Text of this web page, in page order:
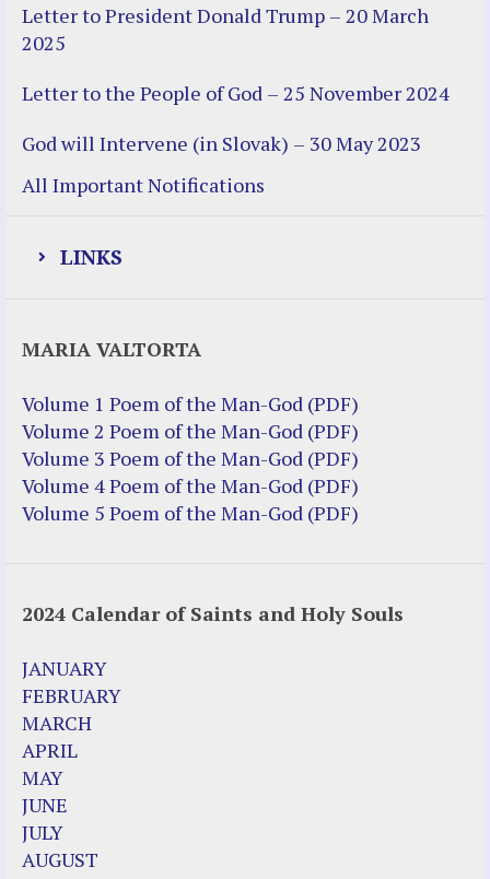
Letter to President Donald Trump – 20 March
2025
Letter to the People of God – 25 November 2024
God will Intervene (in Slovak) – 30 May 2023
All Important Notifications
LINKS
Justice Action: Interviews William
Costellia
Truth be Known – Legal Doc 1 of 2
Truth be Known – Legal Doc 2 of 2
Mirror Websites
Noteworthy
2023 Calendar (PDF)
500 Years of Marian Apparitions
Akiane Kramarik
Archbishop Fulton Sheen
Dr. Kelly Bowring
Dr. Rashid Buttar
For Young People – A Mother's Love
Interview Jim Caviezel
MARIA VALTORTA
Volume 1 Poem of the Man-God (PDF)
Volume 2 Poem of the Man-God (PDF)
Volume 3 Poem of the Man-God (PDF)
Volume 4 Poem of the Man-God (PDF)
Volume 5 Poem of the Man-God (PDF)
2024 Calendar of Saints and Holy Souls
JANUARY
FEBRUARY
MARCH
APRIL
MAY
JUNE
JULY
AUGUST